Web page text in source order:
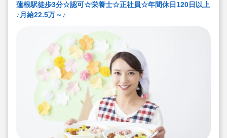
蓮根駅徒歩3分☆認可☆栄養士☆正社員☆年間休日120日以上
♪月給22.5万～♪